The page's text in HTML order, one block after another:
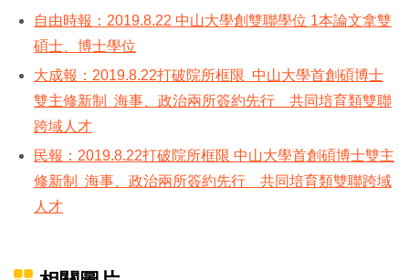
自由時報：2019.8.22 中山大學創雙聯學位 1本論文拿雙
碩士、博士學位
大成報：2019.8.22打破院所框限 中山大學首創碩博士
雙主修新制 海事、政治兩所簽約先行 共同培育類雙聯
跨域人才
民報：2019.8.22打破院所框限 中山大學首創碩博士雙主
修新制 海事、政治兩所簽約先行 共同培育類雙聯跨域
人才